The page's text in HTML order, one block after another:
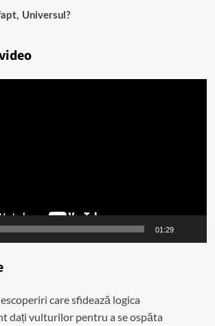
Universul?
01:29
care sfidează logica
dați vulturilor pentru a se ospăta